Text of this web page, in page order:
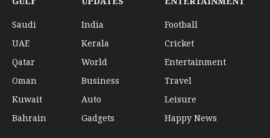
Saudi
UAE
Qatar
Oman
Kuwait
Bahrain
India
Kerala
World
Business
Auto
Gadgets
Football
Cricket
Entertainment
Travel
Leisure
Happy News